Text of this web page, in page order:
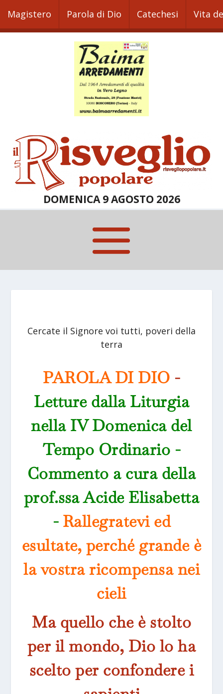
Magistero Parola di Dio Catechesi Vita
DOMENICA 9 AGOSTO 2026
Cercate il Signore voi tutti, poveri della
terra
PAROLA DI DIO -
Letture dalla Liturgia
nella IV Domenica del
Tempo Ordinario -
Commento a cura della
prof.ssa Acide Elisabetta
- Rallegratevi ed
esultate, perché grande è
la vostra ricompensa nei
cieli
Ma quello che è stolto
per il mondo, Dio lo ha
scelto per confondere i